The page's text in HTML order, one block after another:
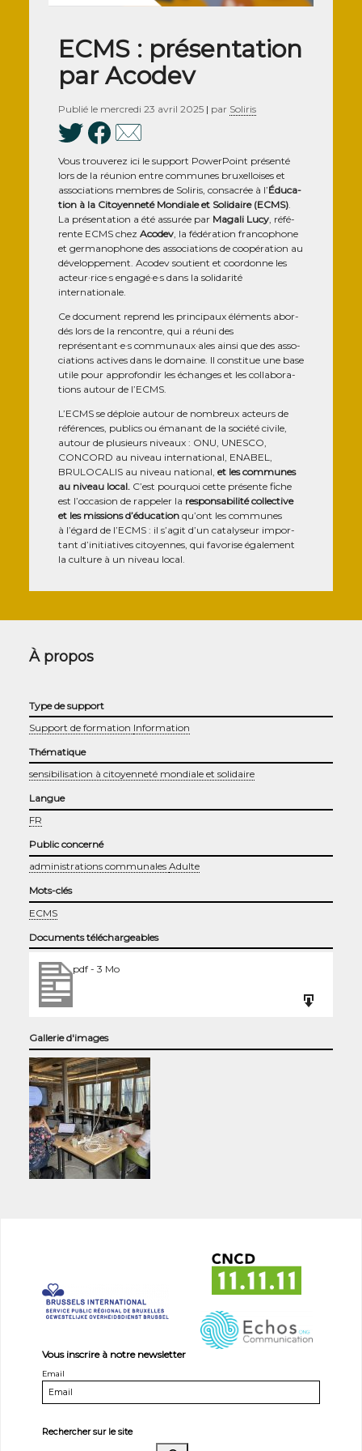
ECMS : présentation
par Acodev
Publié le mercredi 23 avril 2025 | par Soliris
Vous trou­ve­rez ici le sup­port Power­Point pré­sen­té
lors de la réunion entre com­munes bruxel­loises et
asso­cia­tions membres de Soli­ris, consa­crée à l’Édu­ca­
tion à la Citoyen­ne­té Mon­diale et Soli­daire (ECMS)
La pré­sen­ta­tion a été assu­rée par Maga­li Lucy , réfé­
rente ECMS chez Aco­dev , la fédé­ra­tion fran­co­phone
et ger­ma­no­phone des asso­cia­tions de coopé­ra­tion au
déve­lop­pe­ment. Aco­dev sou­tient et coor­donne les
acteur·rice·s engagé·e·s dans la soli­da­ri­té
internationale.
Ce docu­ment reprend les prin­ci­paux élé­ments abor­
dés lors de la ren­contre, qui a réuni des
représentant·e·s communaux·ales ain­si que des asso­
cia­tions actives dans le domaine. Il consti­tue une base
utile pour appro­fon­dir les échanges et les col­la­bo­ra­
tions autour de l’ECMS.
L’ECMS se déploie autour de nom­breux acteurs de
réfé­rences, publics ou éma­nant de la socié­té civile,
autour de plu­sieurs niveaux : ONU, UNESCO,
CONCORD au niveau inter­na­tio­nal, ENABEL,
BRULOCALIS au niveau natio­nal, et les com­munes
au niveau local. C’est pour­quoi cette pré­sente fiche
est l’oc­ca­sion de rap­pe­ler la res­pon­sa­bi­li­té col­lec­tive
et les mis­sions d’é­du­ca­tion qu’ont les com­munes
à l’é­gard de l’ECMS : il s’a­git d’un cata­ly­seur impor­
tant d’i­ni­tia­tives citoyennes, qui favo­rise éga­le­ment
la culture à un niveau local.
À propos
Type de support
Support de formation Information
Thématique
sensibilisation à citoyenneté mondiale et solidaire
Langue
FR
Public concerné
administrations communales Adulte
Mots-clés
ECMS
Documents téléchargeables
pdf -3 Mo
Gallerie d'images
Vous inscrire à notre newsletter
Email
Rechercher sur le site